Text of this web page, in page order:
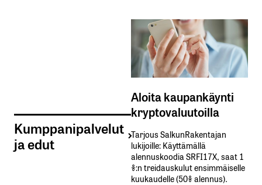
Kumppanipalvelut
ja edut
Aloita kaupankäynti
kryptovaluutoilla
Tarjous SalkunRakentajan
lukijoille: Käyttämällä​ ​
alennuskoodia​ ​SRFI17X,​ ​saat​ ​1
%:n treidauskulut​ ​ensimmäiselle​ ​
kuukaudelle​ ​(50%​ ​alennus).